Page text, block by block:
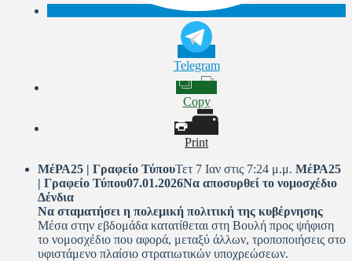
Telegram
Copy
Print
ΜέΡΑ25 | Γραφείο ΤύπουΤετ 7 Ιαν στις 7:24 μ.μ. ΜέΡΑ25
| Γραφείο Τύπου07.01.2026Να αποσυρθεί το νομοσχέδιο
Δένδια
Να σταματήσει η πολεμική πολιτική της κυβέρνησης
Μέσα στην εβδομάδα κατατίθεται στη Βουλή προς ψήφιση
το νομοσχέδιο που αφορά, μεταξύ άλλων, τροποποιήσεις στο
υφιστάμενο πλαίσιο στρατιωτικών υποχρεώσεων.